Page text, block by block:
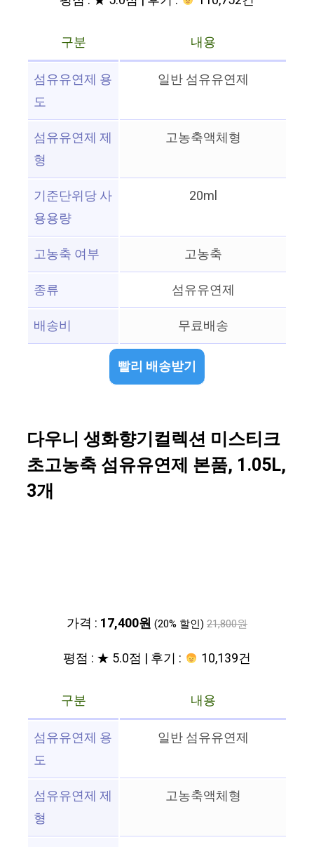
구분
내용
섬유유연제 용
도
일반 섬유유연제
섬유유연제 제
형
고농축액체형
기준단위당 사
용용량
20ml
고농축 여부
고농축
종류
섬유유연제
배송비
무료배송
빨리 배송받기
다우니 생화향기컬렉션 미스티크
초고농축 섬유유연제 본품, 1.05L,
3개
가격 : 17,400원 (20% 할인) 21,800원
평점 : ★ 5.0점 | 후기 : 10,139건
구분
내용
섬유유연제 용
도
일반 섬유유연제
섬유유연제 제
형
고농축액체형